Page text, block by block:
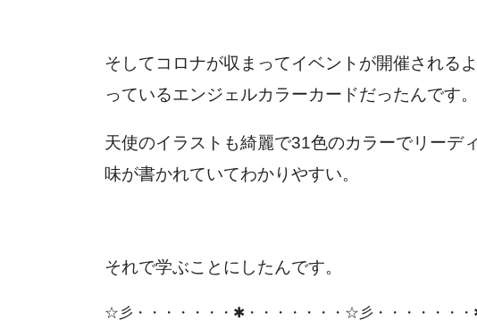
そしてコロナが収まってイベントが開催される
っているエンジェルカラーカードだったんです。
天使のイラストも綺麗で31色のカラーでリーデ
味が書かれていてわかりやすい。
それで学ぶことにしたんです。
☆彡・・・・・・・✱・・・・・・・☆彡・・・・・・